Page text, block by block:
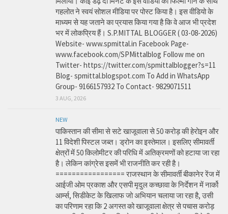
गहलोत ने स्वयं सोशल मीडिया पर पोस्ट किया है। इस वीडियो के
माध्यम से यह जताने का प्रयास किया गया है कि वे आज भी प्रदेश
भर में लोकप्रिय हैं। S.P.MITTAL BLOGGER ( 03-08-2026)
Website- www.spmittal.in Facebook Page-
www.facebook.com/SPMittalblog Follow me on
Twitter- https://twitter.com/spmittalblogger?s=11
Blog- spmittal.blogspot.com To Add in WhatsApp
Group- 9166157932 To Contact- 9829071511
3 AUG, 2026
NEW
पाकिस्तान की सीमा से सटे खाजूवाला से 50 करोड़ की हेरोइन और
11 विदेशी पिस्टल जब्त। ड्रोन का इस्तेमाल। इसलिए सीमावर्ती
क्षेत्रों में 50 किलोमीटर की परिधि में अतिक्रमणों को हटाया जा रहा
है। लेकिन कांग्रेस इसमें भी राजनीति कर रही है।
================= राजस्थान के सीमावर्ती बीकानेर रेंज में
आईजी ओम प्रकाश और एसपी मृदुल कच्छावा के निर्देशन में नार्को
आर्म्स, सिडीकेट के खिलाफ जो अभियान चलाया जा रहा है, उसी
का परिणाम रहा कि 2 अगस्त को खाजूवाला क्षेत्र से पचास करोड़